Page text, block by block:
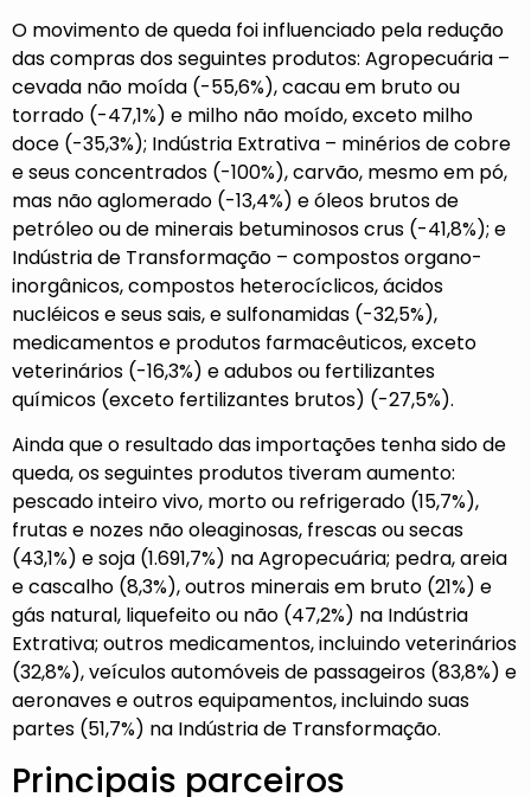
O movimento de queda foi influenciado pela redução
das compras dos seguintes produtos: Agropecuária –
cevada não moída (-55,6%), cacau em bruto ou
torrado (-47,1%) e milho não moído, exceto milho
doce (-35,3%); Indústria Extrativa – minérios de cobre
e seus concentrados (-100%), carvão, mesmo em pó,
mas não aglomerado (-13,4%) e óleos brutos de
petróleo ou de minerais betuminosos crus (-41,8%); e
Indústria de Transformação – compostos organo-
inorgânicos, compostos heterocíclicos, ácidos
nucléicos e seus sais, e sulfonamidas (-32,5%),
medicamentos e produtos farmacêuticos, exceto
veterinários (-16,3%) e adubos ou fertilizantes
químicos (exceto fertilizantes brutos) (-27,5%).
Ainda que o resultado das importações tenha sido de
queda, os seguintes produtos tiveram aumento:
pescado inteiro vivo, morto ou refrigerado (15,7%),
frutas e nozes não oleaginosas, frescas ou secas
(43,1%) e soja (1.691,7%) na Agropecuária; pedra, areia
e cascalho (8,3%), outros minerais em bruto (21%) e
gás natural, liquefeito ou não (47,2%) na Indústria
Extrativa; outros medicamentos, incluindo veterinários
(32,8%), veículos automóveis de passageiros (83,8%) e
aeronaves e outros equipamentos, incluindo suas
partes (51,7%) na Indústria de Transformação.
Principais parceiros